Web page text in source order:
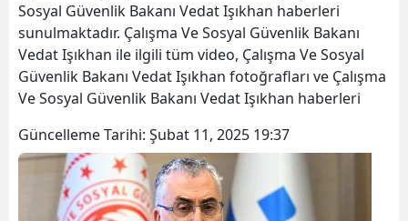
Sosyal Güvenlik Bakanı Vedat Işıkhan haberleri
sunulmaktadır. Çalışma Ve Sosyal Güvenlik Bakanı
Vedat Işıkhan ile ilgili tüm video, Çalışma Ve Sosyal
Güvenlik Bakanı Vedat Işıkhan fotoğrafları ve Çalışma
Ve Sosyal Güvenlik Bakanı Vedat Işıkhan haberleri
Güncelleme Tarihi: Şubat 11, 2025 19:37